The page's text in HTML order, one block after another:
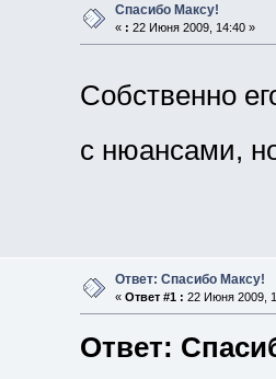
Спасибо Максу!
« : 22 Июня 2009, 14:40 »
Собственно
с нюансами,
Ответ: Спасибо Максу!
« Ответ #1 : 22 Июня 2009,
Ответ: